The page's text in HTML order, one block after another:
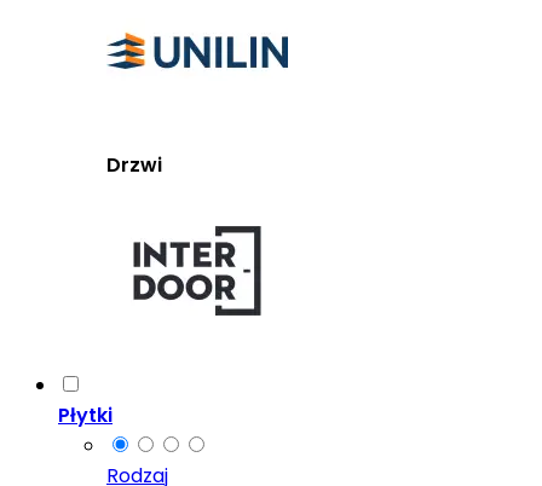
Drzwi
Płytki
Rodzaj